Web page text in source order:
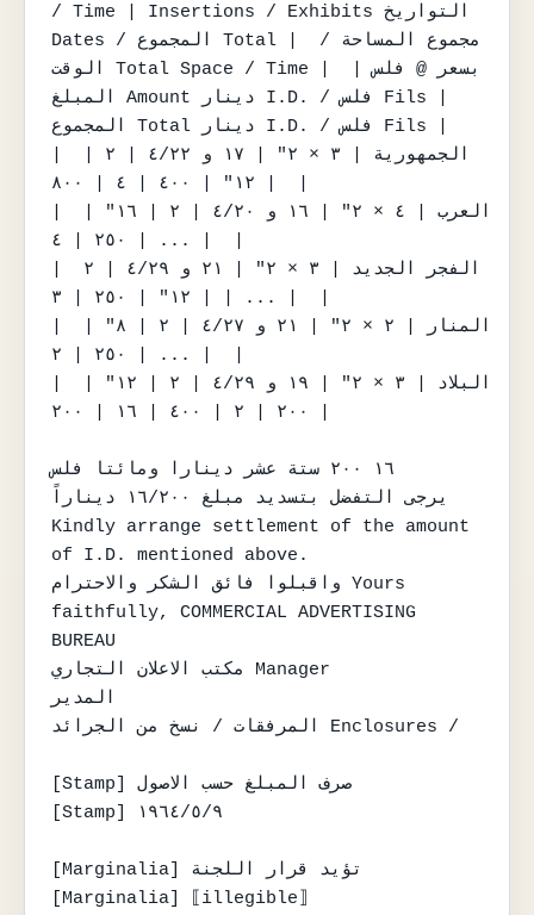
/ Time | Insertions / Exhibits التواريخ
Dates / المجموع Total | مجموع المساحة /
الوقت Total Space / Time | بسعر @ فلس |
المبلغ Amount دينار I.D. / فلس Fils |
المجموع Total دينار I.D. / فلس Fils |
١٢" | ٤٠٠ | ٤ | ٨٠٠ |  |
٢٥٠ | ٤ | ... |  |
| ١٢" | ٢٥٠ | ٣ | ... |  |
٢٥٠ | ٢ | ... |  |
٢٠٠ | ٢ | ٤٠٠ | ١٦ | ٢٠٠ |
١٦ ٢٠٠ ستة عشر دينارا ومائتا فلس
يرجى التفضل بتسديد مبلغ ١٦/٢٠٠ ديناراً
Kindly arrange settlement of the amount
of I.D. mentioned above.
واقبلوا فائق الشكر والاحترام Yours
faithfully, COMMERCIAL ADVERTISING
BUREAU
مكتب الاعلان التجاري Manager
المدير
المرفقات / نسخ من الجرائد Enclosures /
[Stamp] صرف المبلغ حسب الاصول
[Stamp] ١٩٦٤/٥/٩
[Marginalia] تؤيد قرار اللجنة
[Marginalia] ⟦illegible⟧